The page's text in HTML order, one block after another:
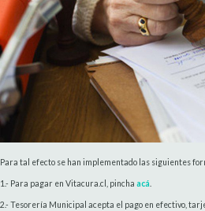
Para tal efecto se han implementado las siguientes
1.- Para pagar en Vitacura.cl, pincha acá
2.- Tesorería Municipal acepta el pago en efectivo,